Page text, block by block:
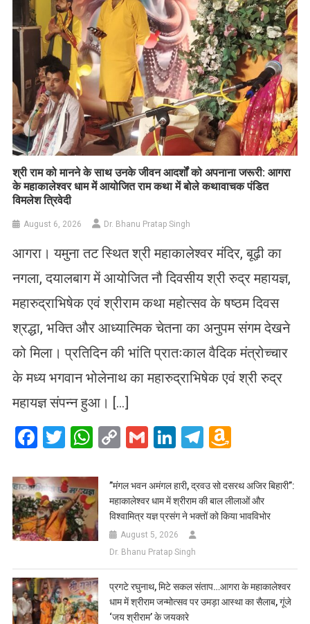
​श्री राम को मानने के साथ उनके जीवन आदर्शों को अपनाना जरूरी: आगरा
के महाकालेश्वर धाम में आयोजित राम कथा में बोले कथावाचक पंडित
विमलेश त्रिवेदी
August 6, 2026 Dr. Bhanu Pratap Singh
आगरा। यमुना तट स्थित श्री महाकालेश्वर मंदिर, बूढ़ी का
नगला, दयालबाग में आयोजित नौ दिवसीय श्री रुद्र महायज्ञ,
महारुद्राभिषेक एवं श्रीराम कथा महोत्सव के षष्ठम दिवस
श्रद्धा, भक्ति और आध्यात्मिक चेतना का अनुपम संगम देखने
को मिला। प्रतिदिन की भांति प्रातःकाल वैदिक मंत्रोच्चार
के मध्य भगवान भोलेनाथ का महारुद्राभिषेक एवं श्री रुद्र
महायज्ञ संपन्न हुआ। […]
Facebook
Twitter
WhatsApp
CopyGmailLinkedIn
Telegram
List
​”मंगल भवन अमंगल हारी, द्रवउ सो दसरथ अजिर बिहारी”:
महाकालेश्वर धाम में श्रीराम की बाल लीलाओं और
विश्वामित्र यज्ञ प्रसंग ने भक्तों को किया भावविभोर
August 5, 2026
Dr. Bhanu Pratap Singh
प्रगटे रघुनाथ, मिटे सकल संताप…आगरा के महाकालेश्वर
धाम में श्रीराम जन्मोत्सव पर उमड़ा आस्था का सैलाब, गूंजे
‘जय श्रीराम’ के जयकारे